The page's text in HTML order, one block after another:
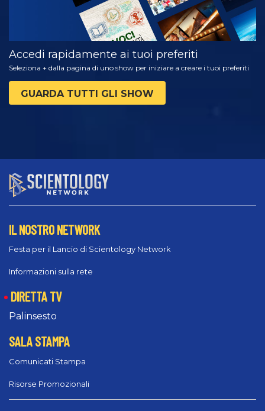
Accedi rapidamente ai tuoi preferiti
Seleziona + dalla pagina di uno show per iniziare a creare i tuoi preferiti
GUARDA TUTTI GLI SHOW
IL NOSTRO NETWORK
Festa per il Lancio di Scientology Network
Informazioni sulla rete
DIRETTA TV
Palinsesto
SALA STAMPA
Comunicati Stampa
Risorse Promozionali